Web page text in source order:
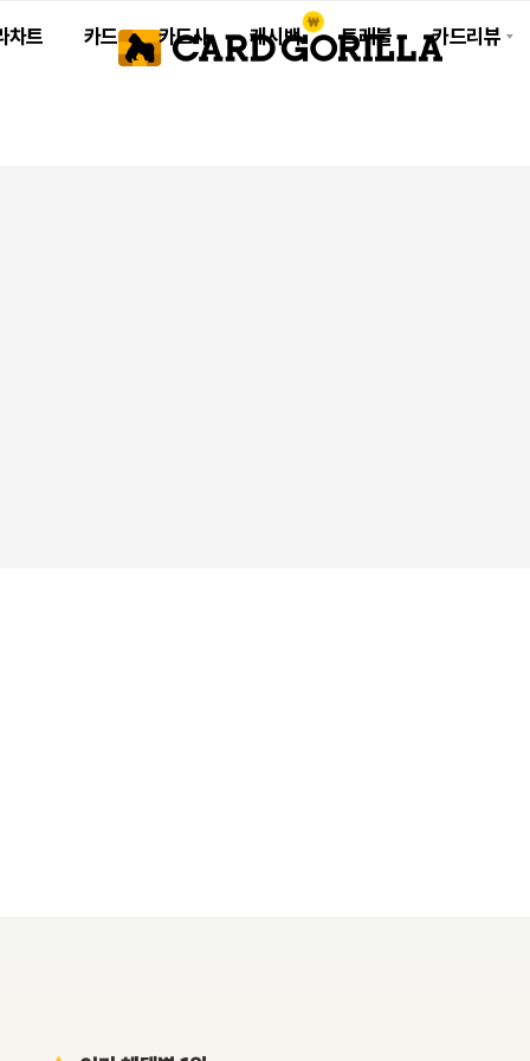
차트 카드 카드사 캐시백 트래블 카드리뷰